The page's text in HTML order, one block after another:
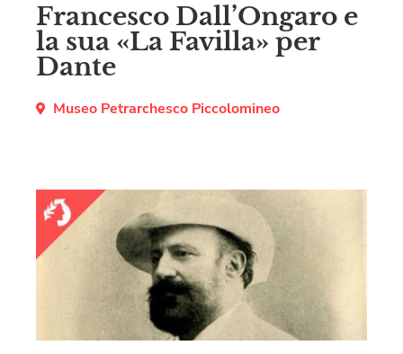
Francesco Dall’Ongaro e
la sua «La Favilla» per
Dante
Museo Petrarchesco Piccolomineo